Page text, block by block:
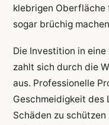
klebrigen Oberfläche
sogar brüchig
Die Investition in
zahlt sich durch die
aus. Professionelle
Geschmeidigkeit des
Schäden zu